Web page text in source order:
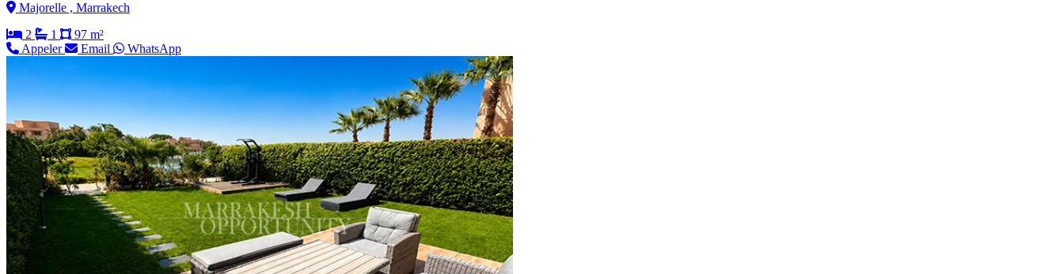
Majorelle , Marrakech
2
1
97 m²
Appeler
Email WhatsApp